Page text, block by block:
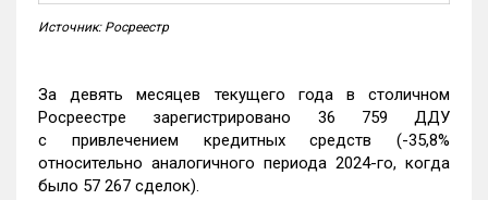
Источник: Росреестр
За девять месяцев текущего года в столичном
Росреестре зарегистрировано 36 759 ДДУ
с привлечением кредитных средств (-35,8%
относительно аналогичного периода 2024-го, когда
было 57 267 сделок).